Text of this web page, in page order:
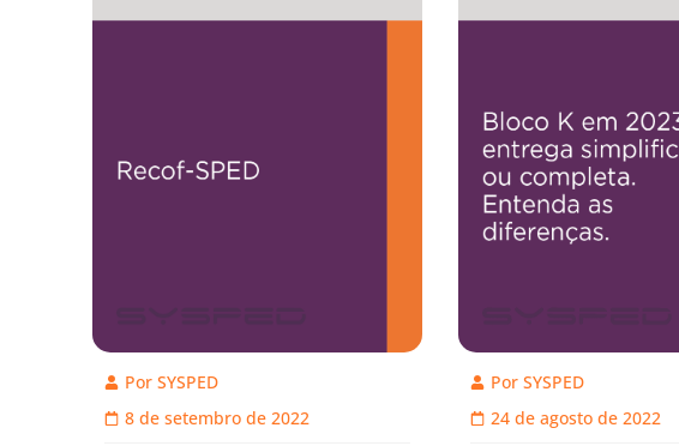
Por SYSPED
8 de setembro de 2022
Por SYSPED
24 de agosto de 2022